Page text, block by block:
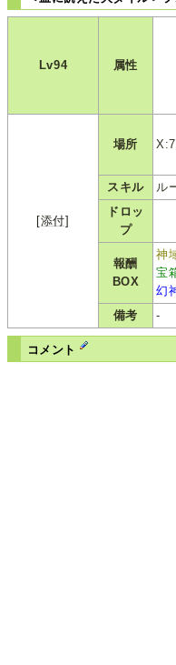
Lv94 属性
[添付]
場所
スキル
ル
ドロッ
プ
報酬
BOX
神
宝
幻
備考
-
コメント